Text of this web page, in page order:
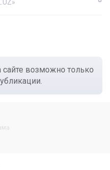
сайте возможно только